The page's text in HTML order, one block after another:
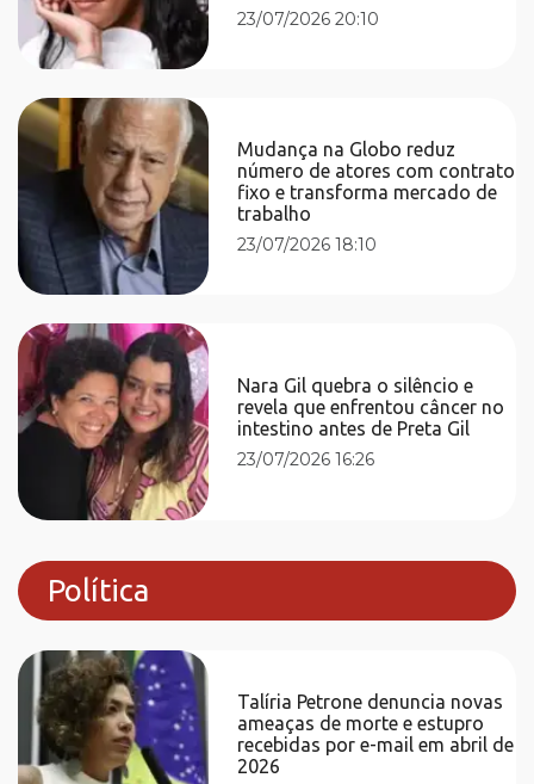
23/07/2026 20:10
Mudança na Globo reduz
número de atores com contrato
fixo e transforma mercado de
trabalho
23/07/2026 18:10
Nara Gil quebra o silêncio e
revela que enfrentou câncer no
intestino antes de Preta Gil
23/07/2026 16:26
Política
Talíria Petrone denuncia novas
ameaças de morte e estupro
recebidas por e-mail em abril de
2026